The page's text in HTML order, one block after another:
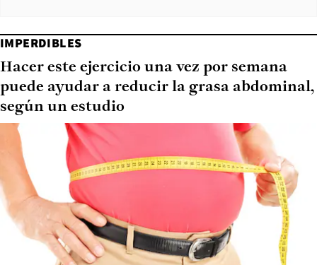
IMPERDIBLES
Hacer este ejercicio una vez por semana
puede ayudar a reducir la grasa abdominal,
según un estudio